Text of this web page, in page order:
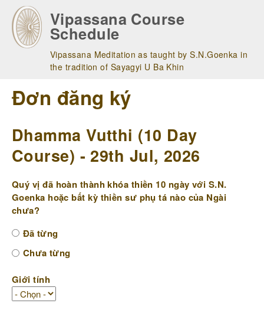
main
navigation
Vipassana Course
Schedule
Vipassana Meditation as taught by S.N.Goenka in
the tradition of Sayagyi U Ba Khin
Đơn đăng ký
Dhamma Vutthi (10 Day
Course) - 29th Jul, 2026
Quý vị đã hoàn thành khóa thiền 10 ngày với S.N.
Goenka hoặc bất kỳ thiền sư phụ tá nào của Ngài
chưa?
Đã từng
Chưa từng
Giới tính